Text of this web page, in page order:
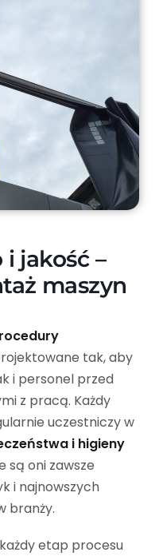
jakość –
maszyn
tak, aby
i personel przed
z pracą. Każdy
uczestniczy w
i higieny
są oni zawsze
i najnowszych
branży.
etap procesu